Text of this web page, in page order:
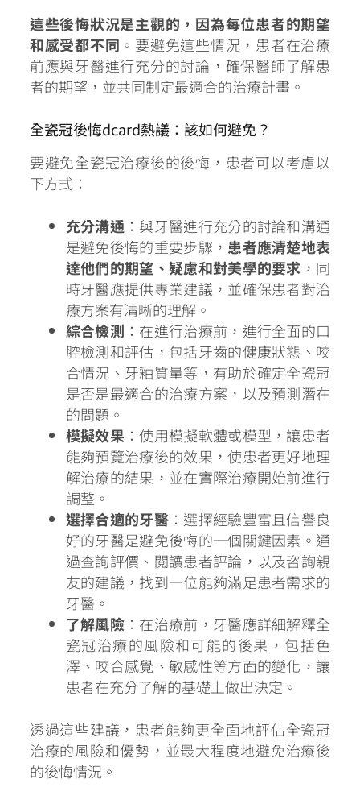
這些後悔狀況是主觀的，因為每位患者的期望
和感受都不同 。要避免這些情況，患者在治療
前應與牙醫進行充分的討論，確保醫師了解患
者的期望，並共同制定最適合的治療計畫。
全瓷冠後悔dcard熱議：該如何避免？
要避免全瓷冠治療後的後悔，患者可以考慮以
下方式：
充分溝通 ：與牙醫進行充分的討論和溝通
是避免後悔的重要步驟， 患者應清楚地表
達他們的期望、疑慮和對美學的要求 ，同
時牙醫應提供專業建議，並確保患者對治
療方案有清晰的理解。
綜合檢測 ：在進行治療前，進行全面的口
腔檢測和評估，包括牙齒的健康狀態、咬
合情況、牙釉質量等，有助於確定全瓷冠
是否是最適合的治療方案，以及預測潛在
的問題。
模擬效果 ：使用模擬軟體或模型，讓患者
能夠預覽治療後的效果，使患者更好地理
解治療的結果，並在實際治療開始前進行
調整。
選擇合適的牙醫 ：選擇經驗豐富且信譽良
好的牙醫是避免後悔的一個關鍵因素。通
過查詢評價、閱讀患者評論，以及咨詢親
友的建議，找到一位能夠滿足患者需求的
牙醫。
了解風險 ：在治療前，牙醫應詳細解釋全
瓷冠治療的風險和可能的後果，包括色
澤、咬合感覺、敏感性等方面的變化，讓
患者在充分了解的基礎上做出決定。
透過這些建議，患者能夠更全面地評估全瓷冠
治療的風險和優勢，並最大程度地避免治療後
的後悔情況。